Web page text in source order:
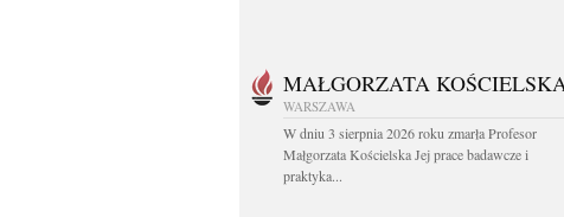
MAŁGORZATA
WARSZAWA
W dniu 3 sierpnia 2026 roku zmarła Profesor
Małgorzata Kościelska Jej prace badawcze i
praktyka...